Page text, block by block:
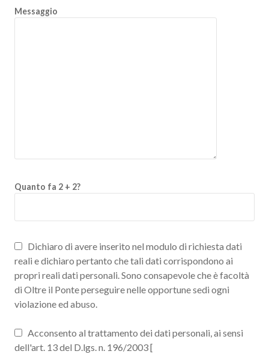
Messaggio
Quanto fa 2 + 2?
Dichiaro di avere inserito nel modulo di richiesta dati
reali e dichiaro pertanto che tali dati corrispondono ai
propri reali dati personali. Sono consapevole che è facoltà
di Oltre il Ponte perseguire nelle opportune sedi ogni
violazione ed abuso.
Acconsento al trattamento dei dati personali, ai sensi
dell'art. 13 del D.lgs. n. 196/2003 [